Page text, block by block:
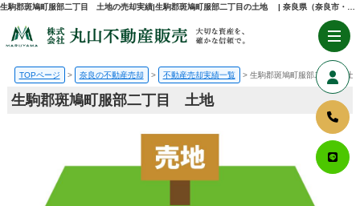
TOPページ 奈良の不動産売却 不動産売却実績一覧 生駒郡斑鳩町服部二丁目 土
生駒郡斑鳩町服部二丁目 土地